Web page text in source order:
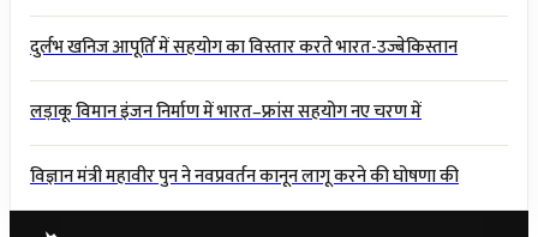
दुर्लभ खनिज आपूर्ति में सहयोग का विस्तार करते भारत-उज्बेकिस्तान
लड़ाकू विमान इंजन निर्माण में भारत–फ्रांस सहयोग नए चरण में
विज्ञान मंत्री महावीर पुन ने नवप्रवर्तन कानून लागू करने की घोषणा की